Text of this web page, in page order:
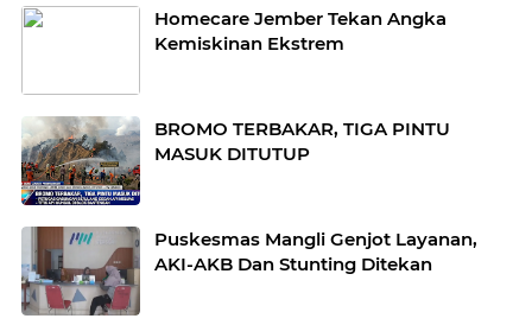
Homecare Jember Tekan Angka
Kemiskinan Ekstrem
BROMO TERBAKAR, TIGA PINTU
MASUK DITUTUP
Puskesmas Mangli Genjot Layanan,
AKI-AKB Dan Stunting Ditekan